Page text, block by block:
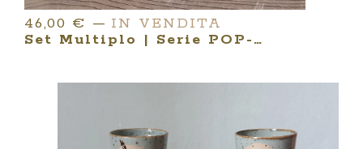
46,00 € — IN VENDITA
Set Multiplo | Serie POP-UP